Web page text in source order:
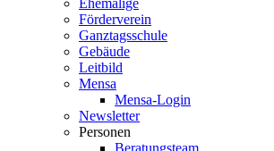
Ehemalige
Förderverein
Ganztagsschule
Gebäude
Leitbild
Mensa
Mensa-Login
Newsletter
Personen
Beratungsteam